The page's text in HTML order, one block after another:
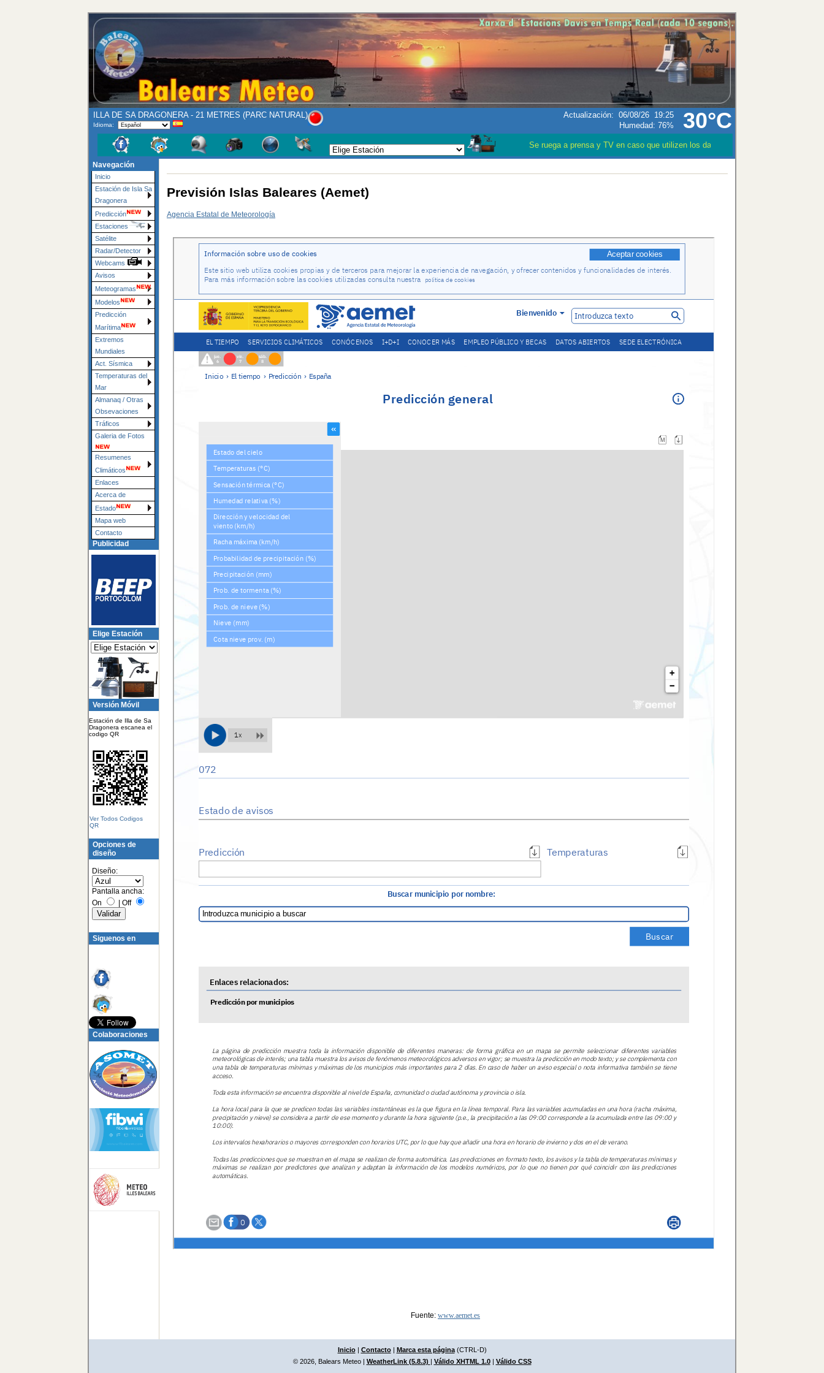
30°C
ILLA DE SA DRAGONERA - 21 METRES (PARC NATURAL)
Idioma:
Actualización: 06/08/26 19:25
Humedad: 76%
Se ruega a prensa y TV en caso que utilizen los datos meteorológicos CITEN LA
Navegación
Inicio
Estación de Isla Sa
Dragonera
Predicción
Estaciones
Satélite
Radar/Detector
Webcams
Avisos
Meteogramas
Modelos
Predicción
Marítima
Extremos
Mundiales
Act. Sísmica
Temperaturas del
Mar
Almanaq / Otras
Obsevaciones
Tráficos
Galeria de Fotos
Resumenes
Climáticos
Enlaces
Acerca de
Estado
Mapa web
Contacto
Publicidad
Elige Estación
Versión Móvil
Estación de Illa de Sa
Dragonera escanea el
codigo QR
Ver Todos Codigos
QR
Opciones de
diseño
Diseño:
Pantalla ancha:
On
Off
Siguenos en
Colaboraciones
Previsión Islas Baleares (Aemet)
Agencia Estatal de Meteorología
Fuente: www.aemet.es
Inicio| Contacto | Marca esta página(CTRL-D)
© 2026, Balears Meteo| WeatherLink (5.8.3) | Válido XHTML 1.0| Válido CSS